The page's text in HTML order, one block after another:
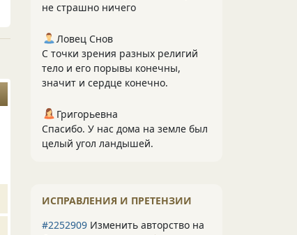
не страшно ничего
Ловец Снов
С точки зрения разных религий
тело и его порывы конечны,
значит и сердце конечно.
Григорьевна
Спасибо. У нас дома на земле был
целый угол ландышей.
ИСПРАВЛЕНИЯ И ПРЕТЕНЗИИ
#2252909 Изменить авторство на